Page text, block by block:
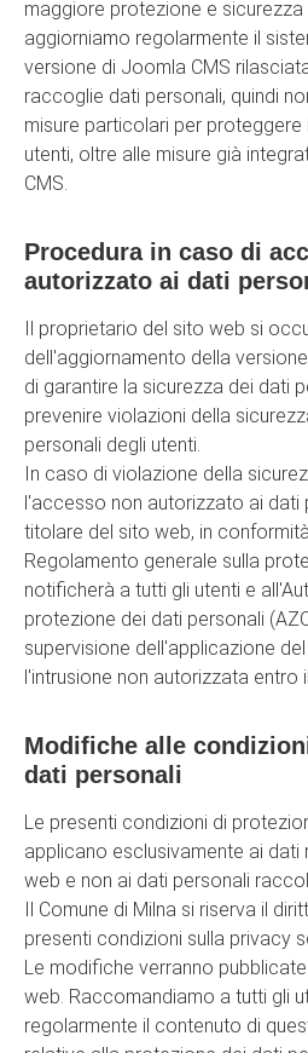
maggiore protezione e
aggiorniamo regolarmente il
versione di Joomla CMS
raccoglie dati personali, quindi
misure particolari per proteggere
utenti, oltre alle misure già
CMS.
Procedura in caso di
autorizzato ai dati
Il proprietario del sito web si
dell'aggiornamento della
di garantire la sicurezza dei dati
prevenire violazioni della
personali degli utenti.
In caso di violazione della
l'accesso non autorizzato ai dati
titolare del sito web, in
Regolamento generale sulla
notificherà a tutti gli utenti e
protezione dei dati personali
supervisione dell'applicazione
l'intrusione non autorizzata entro
Modifiche alle
dati personali
Le presenti condizioni di
applicano esclusivamente ai
web e non ai dati personali
Il Comune di Milna si riserva il
presenti condizioni sulla privacy
Le modifiche verranno
web. Raccomandiamo a tutti gli
regolarmente il contenuto di